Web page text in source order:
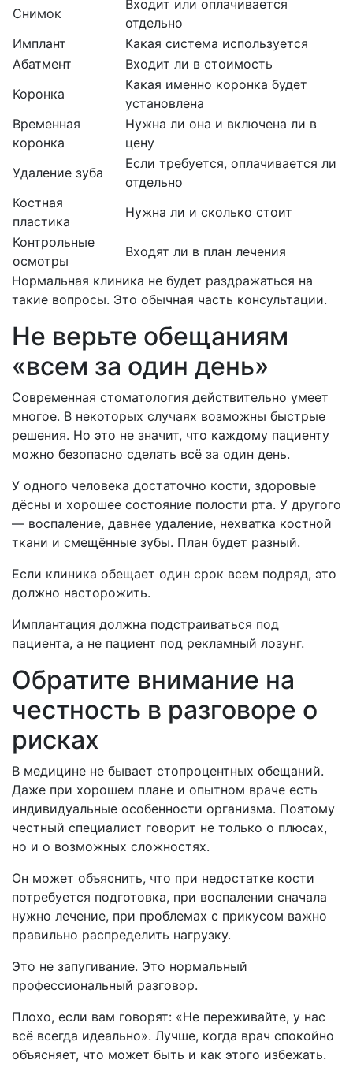
Снимок
Входит или оплачивается
отдельно
Имплант
Какая система используется
Абатмент
Входит ли в стоимость
Коронка
Какая именно коронка будет
установлена
Временная
коронка
Нужна ли она и включена ли в
цену
Удаление зуба
Если требуется, оплачивается ли
отдельно
Костная
пластика
Нужна ли и сколько стоит
Контрольные
осмотры
Входят ли в план лечения
Нормальная клиника не будет раздражаться на
такие вопросы. Это обычная часть консультации.
Не верьте обещаниям
«всем за один день»
Современная стоматология действительно умеет
многое. В некоторых случаях возможны быстрые
решения. Но это не значит, что каждому пациенту
можно безопасно сделать всё за один день.
У одного человека достаточно кости, здоровые
дёсны и хорошее состояние полости рта. У другого
— воспаление, давнее удаление, нехватка костной
ткани и смещённые зубы. План будет разный.
Если клиника обещает один срок всем подряд, это
должно насторожить.
Имплантация должна подстраиваться под
пациента, а не пациент под рекламный лозунг.
Обратите внимание на
честность в разговоре о
рисках
В медицине не бывает стопроцентных обещаний.
Даже при хорошем плане и опытном враче есть
индивидуальные особенности организма. Поэтому
честный специалист говорит не только о плюсах,
но и о возможных сложностях.
Он может объяснить, что при недостатке кости
потребуется подготовка, при воспалении сначала
нужно лечение, при проблемах с прикусом важно
правильно распределить нагрузку.
Это не запугивание. Это нормальный
профессиональный разговор.
Плохо, если вам говорят: «Не переживайте, у нас
всё всегда идеально». Лучше, когда врач спокойно
объясняет, что может быть и как этого избежать.